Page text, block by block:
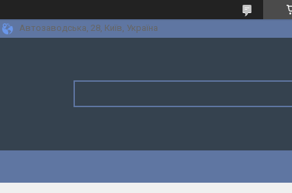
Автозаводська, 28, Київ, Україна